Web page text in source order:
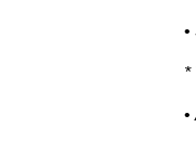
•
*
•